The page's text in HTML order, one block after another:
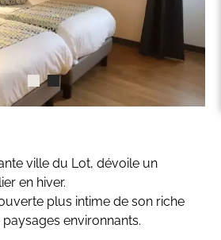
ville du Lot, dévoile un
en hiver.
plus intime de son riche
environnants.